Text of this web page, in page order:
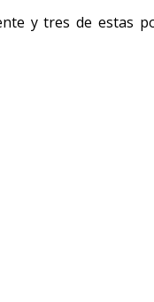
y tres de estas